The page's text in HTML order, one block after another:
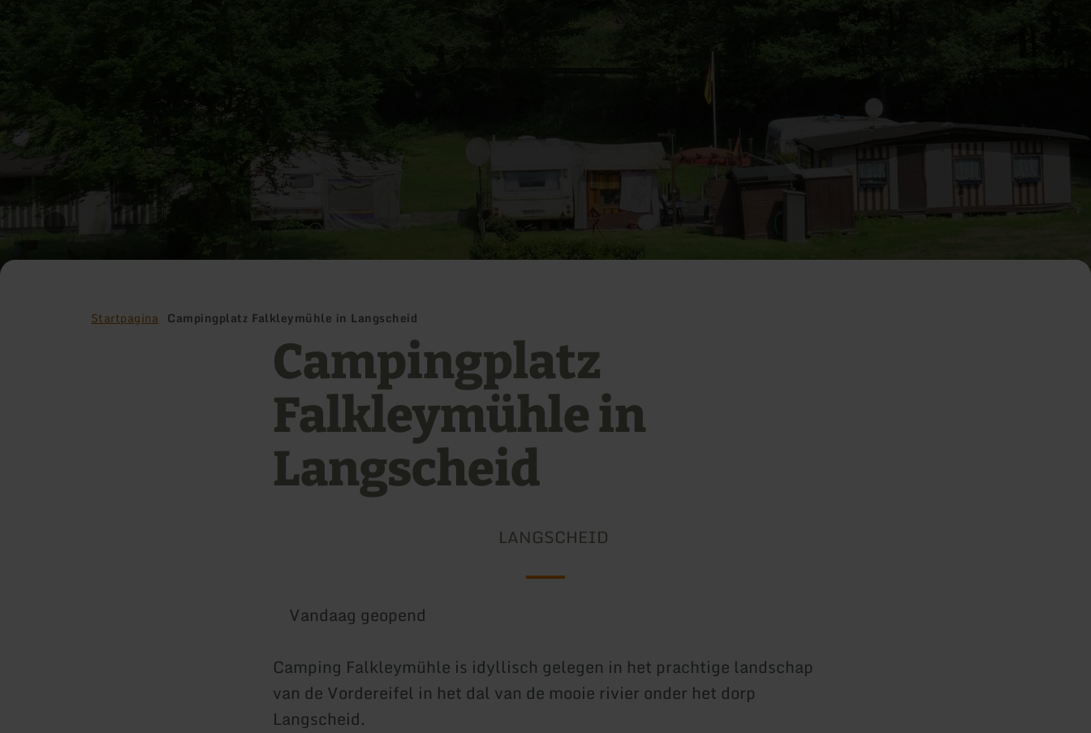
Startpagina Campingplatz Falkleymühle in Langscheid
Campingplatz
Falkleymühle in
Langscheid
LANGSCHEID
Vandaag geopend
Camping Falkleymühle is idyllisch gelegen in het prachtige landschap
van de Vordereifel in het dal van de mooie rivier onder het dorp
Langscheid.